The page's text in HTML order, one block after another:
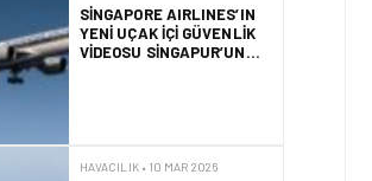
SINGAPORE AIRLINES’IN
YENI UÇAK İÇI GÜVENLIK
VIDEOSU SINGAPUR’UN
HAVACILIK • 10 MAR 2026